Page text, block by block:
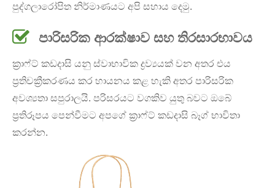
පුද්ගලාරෝපිත නිර්මාණයට අපි සහාය දෙමු.
පාරිසරික ආරක්ෂාව සහ තිරසාරභාවය
ක්‍රාෆ්ට් කඩදාසි යනු ස්වාභාවික ද්‍රව්‍යයක් වන අතර එය
ප්‍රතිචක්‍රීකරණය කර හායනය කළ හැකි අතර පාරිසරික
අවශ්‍යතා සපුරාලයි. පරිසරයට වගකිව යුතු බවට ඔබේ
ප්‍රතිරූපය පෙන්වීමට අපගේ ක්‍රාෆ්ට් කඩදාසි බෑග් භාවිතා
කරන්න.